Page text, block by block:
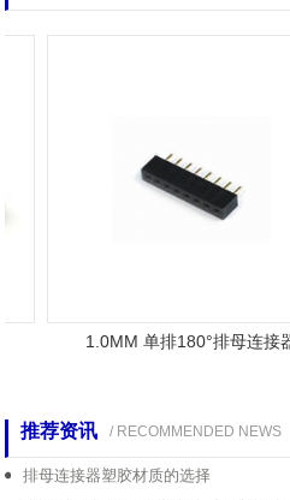
1.0MM 单排180°排母连接器
推荐资讯 / RECOMMENDED NEWS
排母连接器塑胶材质的选择